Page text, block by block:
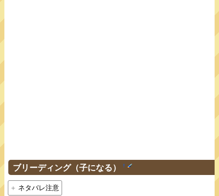
ブリーディング（子になる） †
ネタバレ注意